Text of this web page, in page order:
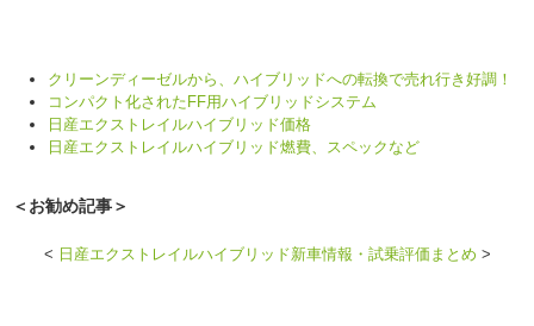
クリーンディーゼルから、ハイブリッドへの転換で売れ行き好調！
コンパクト化されたFF用ハイブリッドシステム
日産エクストレイルハイブリッド価格
日産エクストレイルハイブリッド燃費、スペックなど
＜お勧め記事＞
< 日産エクストレイルハイブリッド新車情報・試乗評価まとめ >